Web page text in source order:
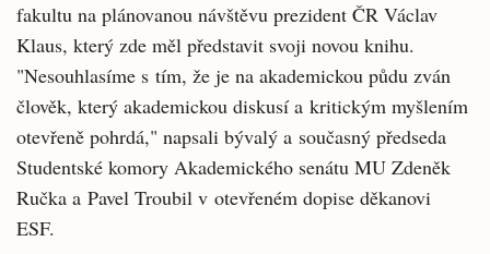
fakultu na plánovanou návštěvu prezident ČR Václav
Klaus, který zde měl představit svoji novou knihu.
"Nesouhlasíme s tím, že je na akademickou půdu zván
člověk, který akademickou diskusí a kritickým myšlením
otevřeně pohrdá," napsali bývalý a současný předseda
Studentské komory Akademického senátu MU Zdeněk
Ručka a Pavel Troubil v otevřeném dopise děkanovi
ESF.